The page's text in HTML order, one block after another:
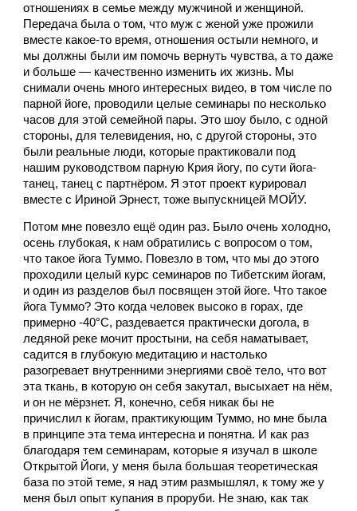
отношениях в семье между мужчиной и женщиной.
Передача была о том, что муж с женой уже прожили
вместе какое-то время, отношения остыли немного, и
мы должны были им помочь вернуть чувства, а то даже
и больше — качественно изменить их жизнь. Мы
снимали очень много интересных видео, в том числе по
парной йоге, проводили целые семинары по несколько
часов для этой семейной пары. Это шоу было, с одной
стороны, для телевидения, но, с другой стороны, это
были реальные люди, которые практиковали под
нашим руководством парную Крия йогу, по сути йога-
танец, танец с партнёром. Я этот проект курировал
вместе с Ириной Эрнест, тоже выпускницей МОЙУ.
Потом мне повезло ещё один раз. Было очень холодно,
осень глубокая, к нам обратились с вопросом о том,
что такое йога Туммо. Повезло в том, что мы до этого
проходили целый курс семинаров по Тибетским йогам,
и один из разделов был посвящен этой йоге. Что такое
йога Туммо? Это когда человек высоко в горах, где
примерно -40°С, раздевается практически догола, в
ледяной реке мочит простыни, на себя наматывает,
садится в глубокую медитацию и настолько
разогревает внутренними энергиями своё тело, что вот
эта ткань, в которую он себя закутал, высыхает на нём,
и он не мёрзнет. Я, конечно, себя никак бы не
причислил к йогам, практикующим Туммо, но мне была
в принципе эта тема интересна и понятна. И как раз
благодаря тем семинарам, которые я изучал в школе
Открытой Йоги, у меня была большая теоретическая
база по этой теме, я над этим размышлял, к тому же у
меня был опыт купания в проруби. Не знаю, как так